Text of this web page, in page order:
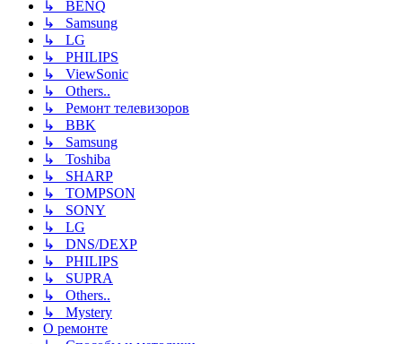
↳ BENQ
↳ Samsung
↳ LG
↳ PHILIPS
↳ ViewSonic
↳ Others..
↳ Ремонт телевизоров
↳ BBK
↳ Samsung
↳ Toshiba
↳ SHARP
↳ TOMPSON
↳ SONY
↳ LG
↳ DNS/DEXP
↳ PHILIPS
↳ SUPRA
↳ Others..
↳ Mystery
О ремонте